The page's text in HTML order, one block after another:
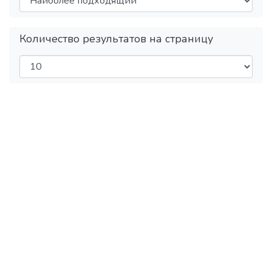
Количество результатов на страницу